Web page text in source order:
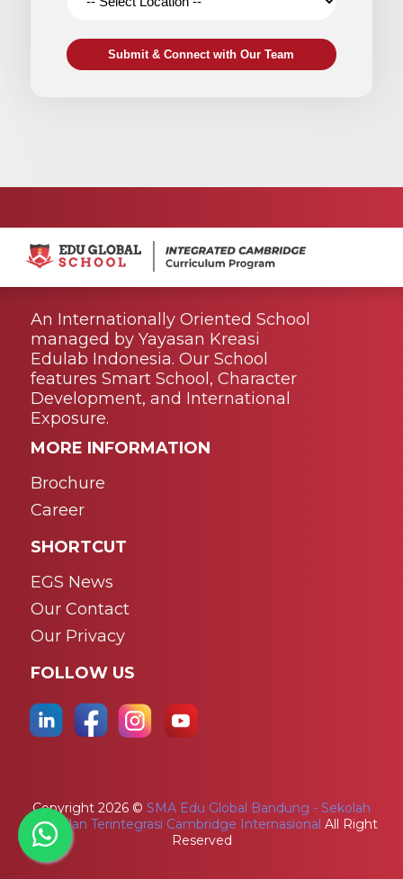
Submit & Connect with Our Team
An Internationally Oriented School
managed by Yayasan Kreasi
Edulab Indonesia. Our School
features Smart School, Character
Development, and International
Exposure.
MORE INFORMATION
Brochure
Career
SHORTCUT
EGS News
Our Contact
Our Privacy
FOLLOW US
Copyright 2026 © SMA Edu Global Bandung - Sekolah
Unggulan Terintegrasi Cambridge Internasional All Right
Reserved